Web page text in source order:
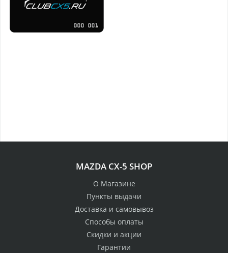
MAZDA CX-5 SHOP
О Магазине
Пункты выдачи
Доставка и самовывоз
Способы оплаты
Скидки и акции
Гарантии